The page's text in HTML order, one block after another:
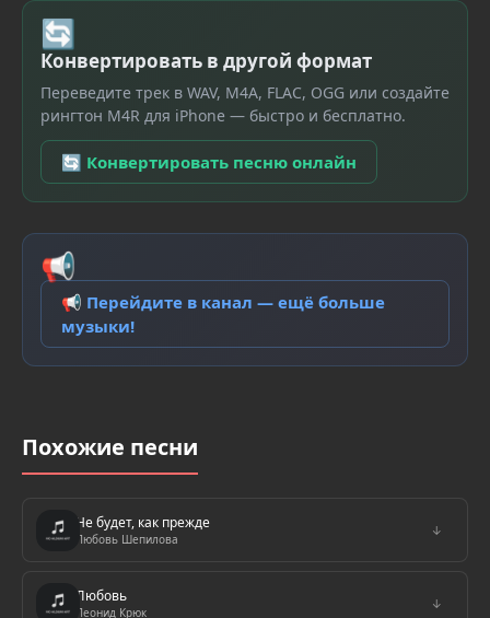
🔄
Конвертировать в другой формат
Переведите трек в WAV, M4A, FLAC, OGG или создайте
рингтон M4R для iPhone — быстро и бесплатно.
🔄 Конвертировать песню онлайн
📢
📢 Перейдите в канал — ещё больше
музыки!
Похожие песни
Не будет, как прежде
Любовь Шепилова
↓
Любовь
Леонид Крюк
↓